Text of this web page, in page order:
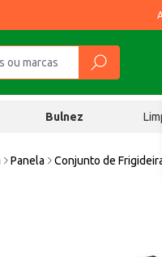
Bulnez
Panela Conjunto de